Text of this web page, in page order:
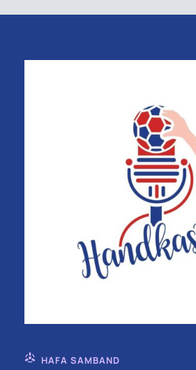
HAFA SAMBAND